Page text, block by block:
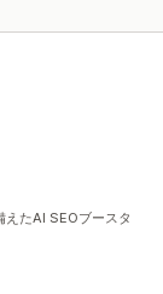
たAI SEOブースタ